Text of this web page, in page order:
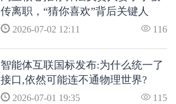
传离职，“猜你喜欢”背后关键人
物、P10级算法专家告别阿里
2026-07-02 12:11 116
智能体互联国标发布:为什么统一了
接口,依然可能连不通物理世界?
2026-07-01 19:35 115